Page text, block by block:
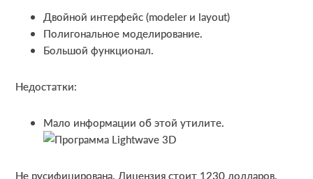
Двойной интерфейс (modeler и layout)
Полигональное моделирование.
Большой функционал.
Недостатки:
Мало информации об этой утилите.
Не русифицирована. Лицензия стоит 1230 долларов.